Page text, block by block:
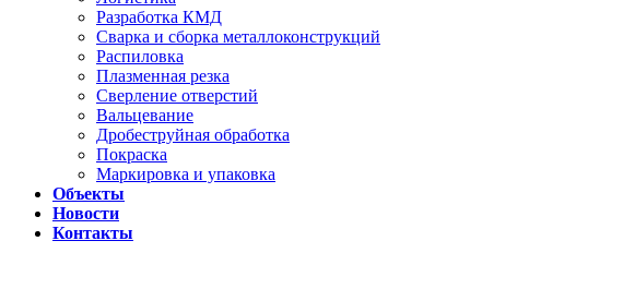
Разработка КМД
Сварка и сборка металлоконструкций
Распиловка
Плазменная резка
Сверление отверстий
Вальцевание
Дробеструйная обработка
Покраска
Маркировка и упаковка
Объекты
Новости
Контакты